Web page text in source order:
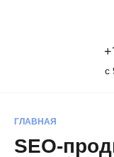
с
ГЛАВНАЯ
SEO-